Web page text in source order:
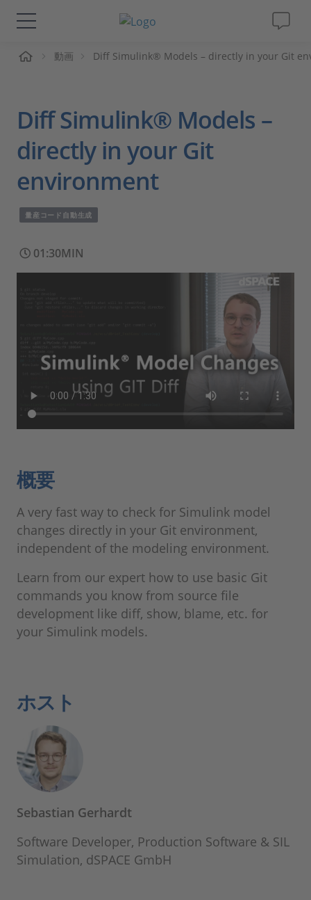
ソリューションと製品
動画
Magazine
企業情報
採用情報
動画 Diff Simulink® Models – directly in your Git
Diff Simulink® Models –
directly in your Git
environment
量産コード自動生成
01:30MIN
概要
A very fast way to check for Simulink model
changes directly in your Git environment,
independent of the modeling environment.
Learn from our expert how to use basic Git
commands you know from source file
development like diff, show, blame, etc. for
your Simulink models.
ホスト
Sebastian Gerhardt
Software Developer, Production Software & SIL
Simulation, dSPACE GmbH